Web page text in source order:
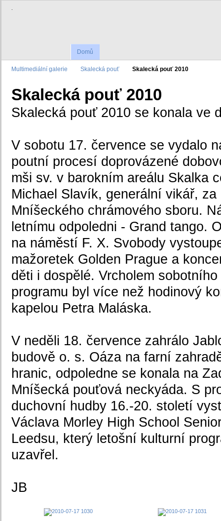
.
Domů
Multimediální galerie Skalecká pouť Skalecká pouť 2010
Skalecká pouť 2010
Skalecká pouť 2010 se konala ve
V sobotu 17. července se vydalo
poutní procesí doprovázené
mši sv. v barokním areálu Skalka
Michael Slavík, generální vikář, za
Mníšeckého chrámového sboru.
letnímu odpoledni - Grand tango.
na náměstí F. X. Svobody
mažoretek Golden Prague a
děti i dospělé. Vrcholem
programu byl více než hodinový
kapelou Petra Maláska.
V neděli 18. července zahrálo
budově o. s. Oáza na farní
hranic, odpoledne se konala na
Mníšecká pouťová neckyáda. S
duchovní hudby 16.-20. století
Václava Morley High School
Leedsu, který letošní kulturní
uzavřel.
JB